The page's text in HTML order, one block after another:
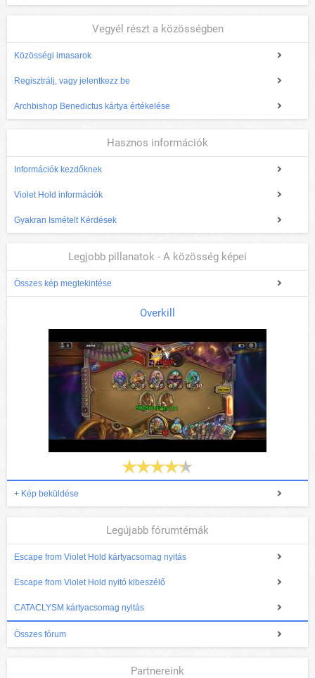
Vegyél részt a közösségben
Közösségi imasarok
Regisztrálj, vagy jelentkezz be
Archbishop Benedictus kártya értékelése
Hasznos információk
Információk kezdőknek
Violet Hold információk
Gyakran Ismételt Kérdések
Legjobb pillanatok - A közösség képei
Összes kép megtekintése
Overkill
+ Kép beküldése
Legújabb fórumtémák
Escape from Violet Hold kártyacsomag nyitás
Escape from Violet Hold nyitó kibeszélő
CATACLYSM kártyacsomag nyitás
Összes fórum
Partnereink